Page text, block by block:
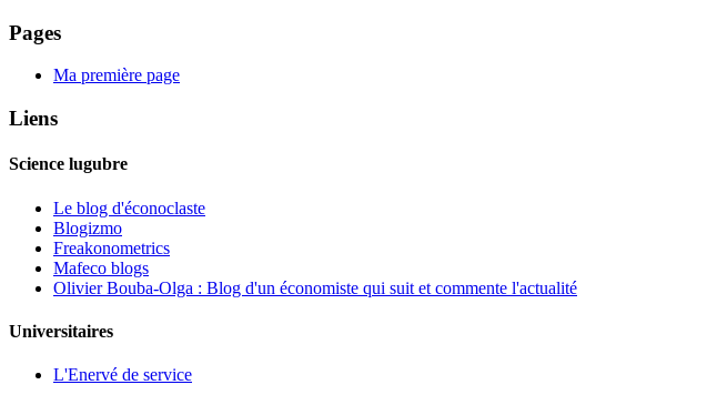
Pages
Ma première page
Liens
Science lugubre
Le blog d'éconoclaste
Blogizmo
Freakonometrics
Mafeco blogs
Olivier Bouba-Olga : Blog d'un économiste qui suit et commente l'actualité
Universitaires
L'Enervé de service